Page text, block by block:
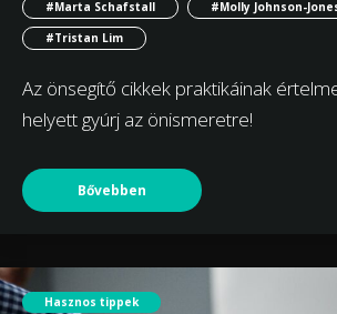
#Marta Schafstall
#Molly Johnson-
#Tristan Lim
Az önsegítő cikkek praktikáinak
helyett gyúrj az önismeretre!
Bővebben
Hasznos tippek